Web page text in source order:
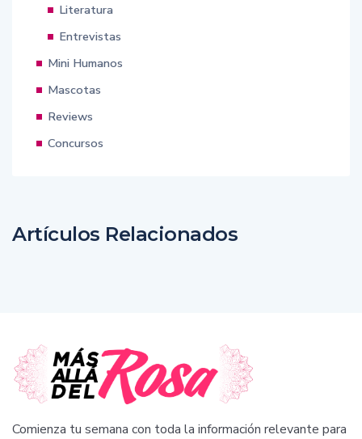
Literatura
Entrevistas
Mini Humanos
Mascotas
Reviews
Concursos
Artículos Relacionados
Comienza tu semana con toda la información relevante para